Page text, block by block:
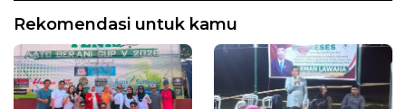
Rekomendasi untuk kamu